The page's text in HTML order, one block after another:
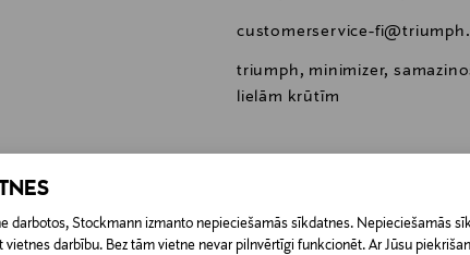
darbotos, Stockmann izmanto nepieciešamās sīkdatnes. Nepieciešamās
vietnes darbību. Bez tām vietne nevar pilnvērtīgi funkcionēt. Ar Jūsu
customerservice-
triumph, minimizer,
lielām krūtīm
0,00 €